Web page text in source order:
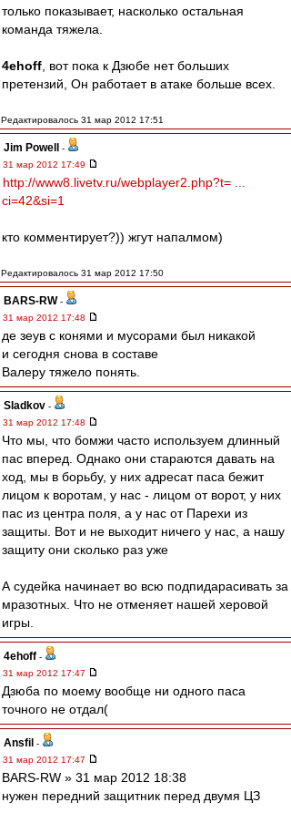
только показывает, насколько остальная
команда тяжела.
4ehoff , вот пока к Дзюбе нет больших
претензий, Он работает в атаке больше всех.
Редактировалось 31 мар 2012 17:51
Jim Powell
-
31 мар 2012 17:49
http://www8.livetv.ru/webplayer2.php?t= ...
ci=42&si=1
кто комментирует?)) жгут напалмом)
Редактировалось 31 мар 2012 17:50
BARS-RW -
31 мар 2012 17:48
де зеув с конями и мусорами был никакой
и сегодня снова в составе
Валеру тяжело понять.
Sladkov -
31 мар 2012 17:48
Что мы, что бомжи часто используем длинный
пас вперед. Однако они стараются давать на
ход, мы в борьбу, у них адресат паса бежит
лицом к воротам, у нас - лицом от ворот, у них
пас из центра поля, а у нас от Парехи из
защиты. Вот и не выходит ничего у нас, а нашу
защиту они сколько раз уже
А судейка начинает во всю подпидарасивать за
мразотных. Что не отменяет нашей херовой
игры.
4ehoff -
31 мар 2012 17:47
Дзюба по моему вообще ни одного паса
точного не отдал(
Ansfil -
31 мар 2012 17:47
BARS-RW » 31 мар 2012 18:38
нужен передний защитник перед двумя ЦЗ